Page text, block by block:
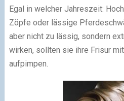
Egal in welcher Jahreszeit:
Zöpfe oder lässige
aber nicht zu lässig, sondern
wirken, sollten sie ihre Frisur
aufpimpen.